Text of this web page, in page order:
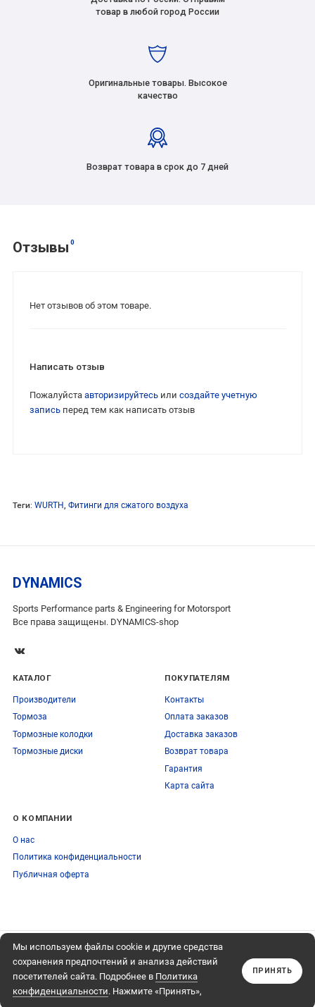
товар в любой город России
Оригинальные товары. Высокое
качество
Возврат товара в срок до 7 дней
Отзывы 0
Нет отзывов об этом товаре.
Написать отзыв
Пожалуйста авторизируйтесьили создайте учетную
записьперед тем как написать отзыв
Теги: WURTH Фитинги для сжатого воздуха
Мы используем файлы cookie и другие средства
сохранения предпочтений и анализа действий
посетителей сайта. Подробнее в Политика
конфиденциальности. Нажмите «Принять»,
ПРИНЯТЬ
DYNAMICS
Sports Performance parts & Engineering for Motorsport
Все права защищены. DYNAMICS-shop
КАТАЛОГ
Производители
Тормоза
Тормозные колодки
Тормозные диски
ПОКУПАТЕЛЯМ
Контакты
Оплата заказов
Доставка заказов
Возврат товара
Гарантия
Карта сайта
О КОМПАНИИ
О нас
Политика конфиденциальности
Публичная оферта
ПОДПИСЫВАЙТЕСЬ
НА НАШУ РАССЫЛКУ
Подписаться
+74959759095
Обратный звонок